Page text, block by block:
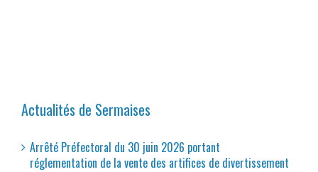
Actualités de Sermaises
Arrêté Préfectoral du 30 juin 2026 portant
réglementation de la vente des artifices de divertissement